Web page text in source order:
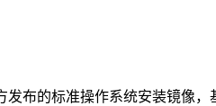
发布的标准操作系统安装镜像